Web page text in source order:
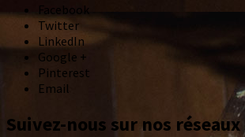
Facebook
Twitter
LinkedIn
Google +
Pinterest
Email
Suivez-nous sur nos